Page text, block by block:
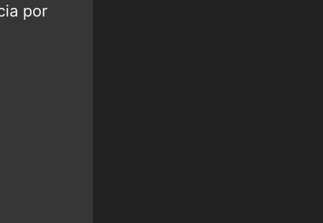
por